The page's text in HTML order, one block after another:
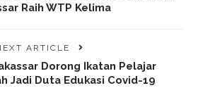
Raih WTP Kelima
ARTICLE
Dorong Ikatan Pelajar
Jadi Duta Edukasi Covid-19